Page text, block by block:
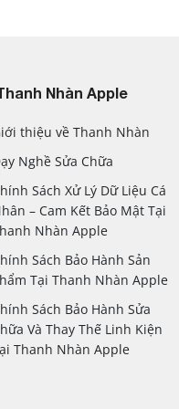
Nhàn Apple
thiệu về Thanh Nhàn
Nghề Sửa Chữa
Sách Xử Lý Dữ Liệu Cá
– Cam Kết Bảo Mật Tại
Nhàn Apple
Sách Bảo Hành Sản
Tại Thanh Nhàn Apple
Sách Bảo Hành Sửa
Và Thay Thế Linh Kiện
Thanh Nhàn Apple